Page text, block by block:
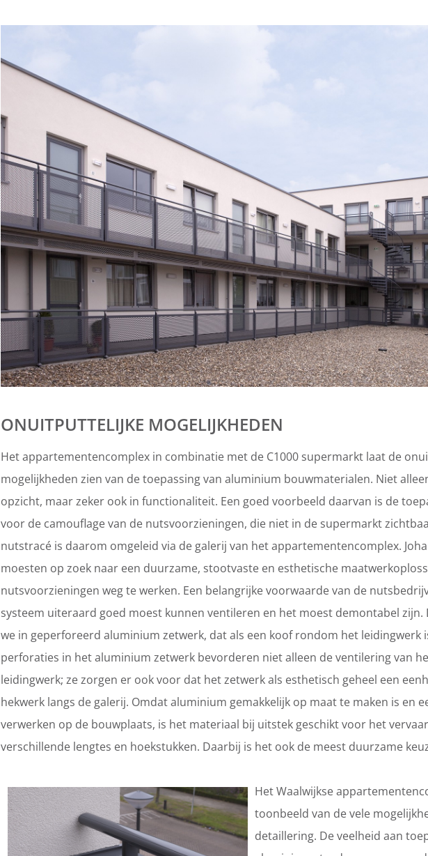
ONUITPUTTELIJKE MOGELIJKHEDEN
Het appartementencomplex in combinatie met de C1000 supermarkt laat de
mogelijkheden zien van de toepassing van aluminium bouwmaterialen. Niet
opzicht, maar zeker ook in functionaliteit. Een goed voorbeeld daarvan is de
voor de camouflage van de nutsvoorzieningen, die niet in de supermarkt
nutstracé is daarom omgeleid via de galerij van het appartementencomplex.
moesten op zoek naar een duurzame, stootvaste en esthetische
nutsvoorzieningen weg te werken. Een belangrijke voorwaarde van de
systeem uiteraard goed moest kunnen ventileren en het moest demontabel zijn.
we in geperforeerd aluminium zetwerk, dat als een koof rondom het leidingwerk
perforaties in het aluminium zetwerk bevorderen niet alleen de ventilering van
leidingwerk; ze zorgen er ook voor dat het zetwerk als esthetisch geheel een
hekwerk langs de galerij. Omdat aluminium gemakkelijk op maat te maken is en
verwerken op de bouwplaats, is het materiaal bij uitstek geschikt voor het
verschillende lengtes en hoekstukken. Daarbij is het ook de meest duurzame
Het Waalwijkse
toonbeeld van de vele
detaillering. De veelheid aan